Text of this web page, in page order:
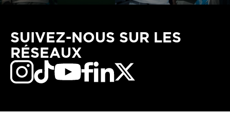
SUIVEZ-NOUS SUR LES
RÉSEAUX